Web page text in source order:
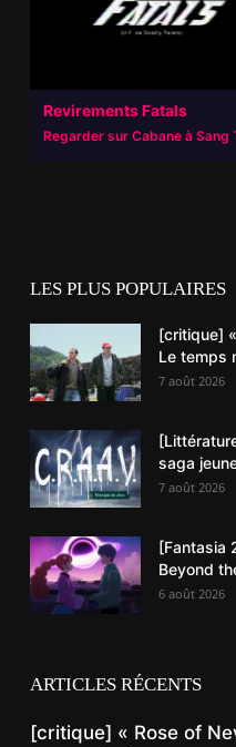
Revirements Fatals
Regarder sur Cabane à Sang
LES PLUS POPULAIRES
[critique]
Le temps
7 août 2026
saga
7 août 2026
[Fantasia
Beyond
6 août 2026
ARTICLES RÉCENTS
[critique] « Rose of